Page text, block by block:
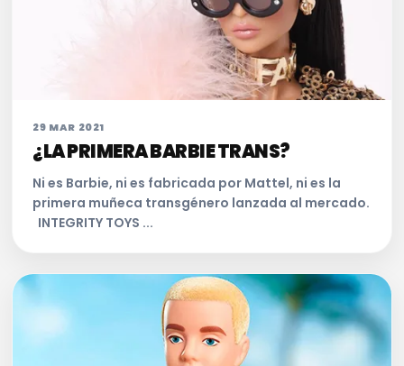
29 MAR 2021
¿LA PRIMERA BARBIE TRANS?
Ni es Barbie, ni es fabricada por Mattel, ni es la
primera muñeca transgénero lanzada al mercado.
INTEGRITY TOYS ...